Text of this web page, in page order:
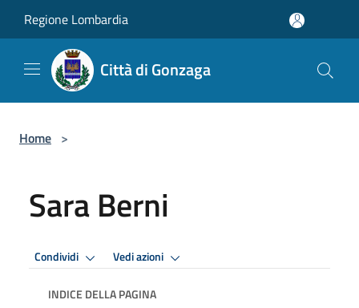
Regione Lombardia
Città di Gonzaga
Home >
Sara Berni
Condividi Vedi azioni
INDICE DELLA PAGINA